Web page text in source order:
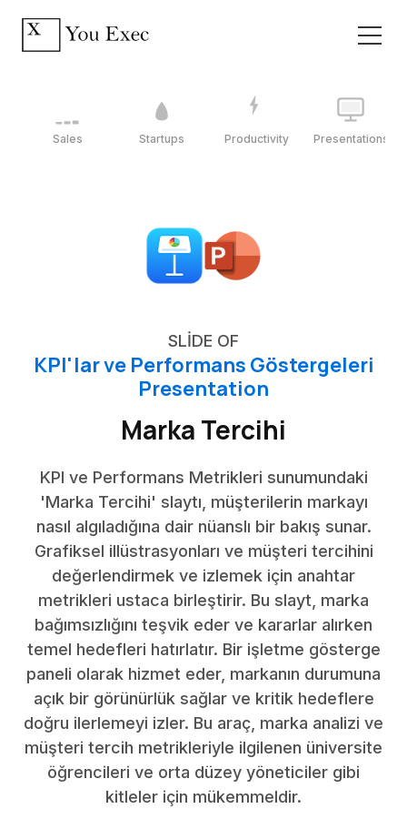
Sales Startups Productivity Presentations
SLIDE OF
KPI'lar ve Performans Göstergeleri
Presentation
Marka Tercihi
KPI ve Performans Metrikleri sunumundaki
'Marka Tercihi' slaytı, müşterilerin markayı
nasıl algıladığına dair nüanslı bir bakış sunar.
Grafiksel illüstrasyonları ve müşteri tercihini
değerlendirmek ve izlemek için anahtar
metrikleri ustaca birleştirir. Bu slayt, marka
bağımsızlığını teşvik eder ve kararlar alırken
temel hedefleri hatırlatır. Bir işletme gösterge
paneli olarak hizmet eder, markanın durumuna
açık bir görünürlük sağlar ve kritik hedeflere
doğru ilerlemeyi izler. Bu araç, marka analizi ve
müşteri tercih metrikleriyle ilgilenen üniversite
öğrencileri ve orta düzey yöneticiler gibi
kitleler için mükemmeldir.